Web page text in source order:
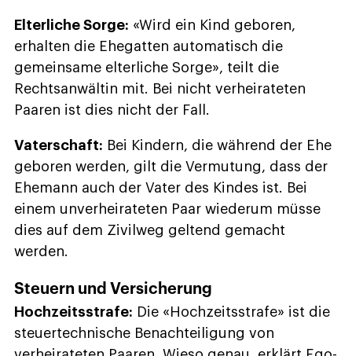
Elterliche Sorge: «Wird ein Kind geboren,
erhalten die Ehegatten automatisch die
gemeinsame elterliche Sorge», teilt die
Rechtsanwältin mit. Bei nicht verheirateten
Paaren ist dies nicht der Fall.
Vaterschaft: Bei Kindern, die während der Ehe
geboren werden, gilt die Vermutung, dass der
Ehemann auch der Vater des Kindes ist. Bei
einem unverheirateten Paar wiederum müsse
dies auf dem Zivilweg geltend gemacht
werden.
Steuern und Versicherung
Hochzeitsstrafe: Die «Hochzeitsstrafe» ist die
steuertechnische Benachteiligung von